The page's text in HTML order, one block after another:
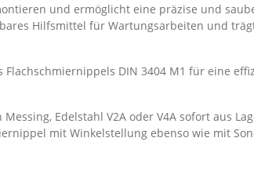
und ermöglicht eine präzise und
Hilfsmittel für Wartungsarbeiten und
DIN 3404 M1 für eine
Edelstahl V2A oder V4A sofort aus
mit Winkelstellung ebenso wie mit